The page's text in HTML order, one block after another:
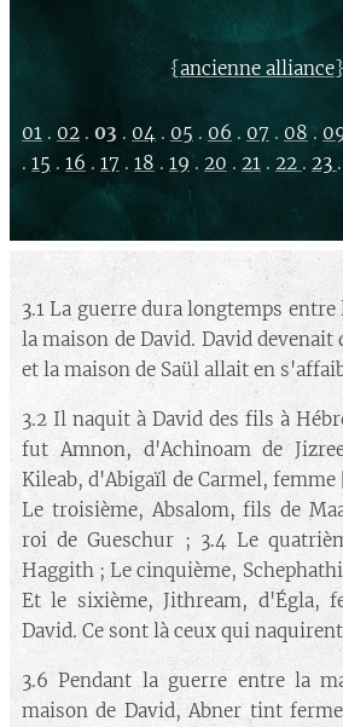
{ancienne alliance
01 . 02 . 03 . 04 . 05 . 06 . 07 . 08 .
. 15 . 16 . 17 . 18 . 19. 20 .21 . 22 . 23 .
3.1 La guerre dura longtemps entre
la maison de David. David
et la maison de Saül allait en
3.2 Il naquit à David des fils à
fut Amnon, d'Achinoam de
Kileab, d'Abigaïl de Carmel, femme
Le troisième, Absalom, fils de
roi de Gueschur ; 3.4 Le
Haggith ; Le cinquième,
Et le sixième, Jithream, d'Égla,
David. Ce sont là ceux qui
3.6 Pendant la guerre entre la
maison de David, Abner tint